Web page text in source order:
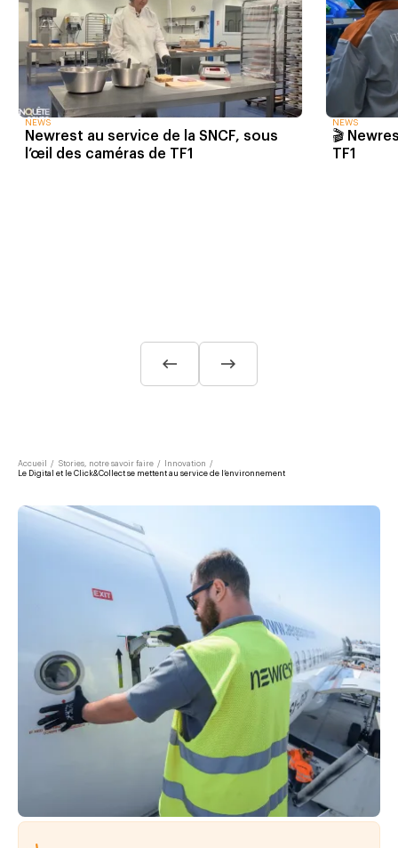
NEWS
Newrest au service de la SNCF, sous
l’œil des caméras de TF1
NEWS
🎬
TF1
Accueil / Stories, notre savoir faire / Innovation /
Le Digital et le Click&Collect se mettent au service de l’environnement